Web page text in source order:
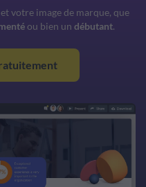
votre image de marque, que
ou bien un débutant.